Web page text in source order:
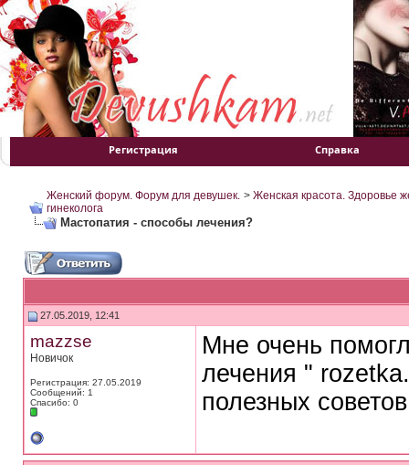
Регистрация Справка
Женский форум. Форум для девушек. > Женская красота. Здоровье
гинеколога
Мастопатия - способы лечения?
27.05.2019, 12:41
mazzse
Новичок
Регистрация: 27.05.2019
Сообщений: 1
Спасибо: 0
Мне очень
лечения "
полезных